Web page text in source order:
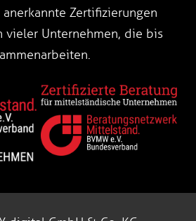
Zertifizierungen
vieler Unternehmen, die bis